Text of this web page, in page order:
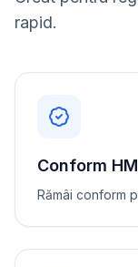
rapid.
Conform
Rămâi conform